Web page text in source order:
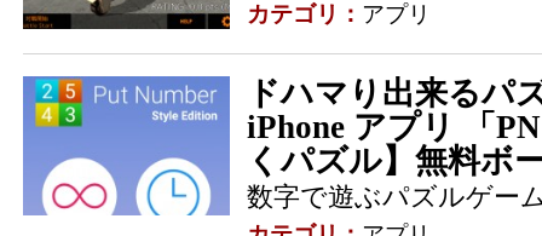
カテゴリ： アプリ
ドハマり出来るパ
iPhone アプリ 「
くパズル】無料ボ
数字で遊ぶパズルゲー